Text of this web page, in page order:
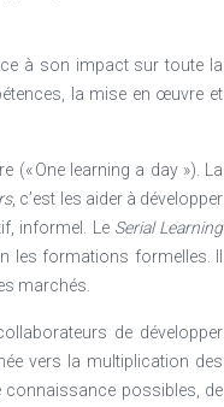
à son impact sur toute la
la mise en œuvre et
(« One learning a day »). La
, c’est les aider à développer
informel. Le Serial Learning
les formations formelles. Il
marchés.
de développer
vers la multiplication des
connaissance possibles, de